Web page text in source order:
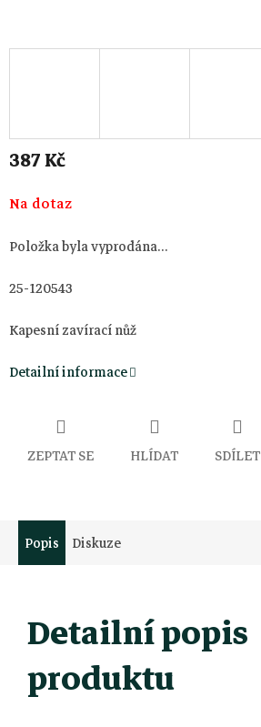
387 Kč
Měrná
cena:
Na dotaz
Položka byla vyprodána…
25-120543
Kapesní zavírací nůž
Detailní informace
ZEPTAT SE HLÍDAT SDÍLET
Popis Diskuze
Detailní popis
produktu